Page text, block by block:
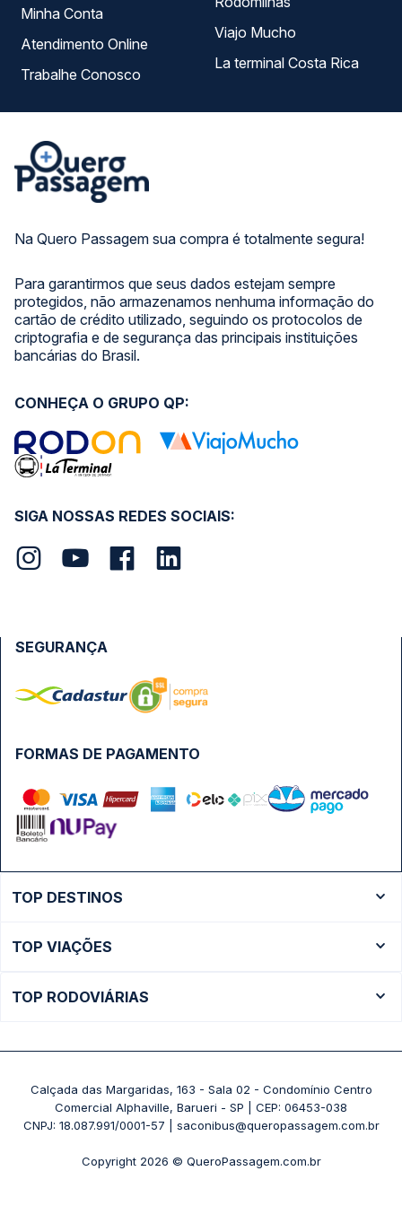
Na Quero Passagem sua compra é totalmente segura!
Para garantirmos que seus dados estejam sempre
protegidos, não armazenamos nenhuma informação do
cartão de crédito utilizado, seguindo os protocolos de
criptografia e de segurança das principais instituições
bancárias do Brasil.
Minha Conta
Atendimento Online
Trabalhe Conosco
Viajo Mucho
La terminal Costa Rica
SIGA NOSSAS REDES SOCIAIS:
CONHEÇA O GRUPO QP:
FORMAS DE PAGAMENTO
SEGURANÇA
TOP DESTINOS
Ônibus São Paulo
TOP VIAÇÕES
Passagens Pássaro Marron
+ Viações
TOP RODOVIÁRIAS
Rodoviária Belo Horizonte - Gov. Israel Pinheiro (Tergip)
Rodoviária Curitiba
+ Rodoviárias
Calçada das Margaridas, 163 - Sala 02 - Condomínio Centro
Comercial Alphaville, Barueri - SP | CEP: 06453-038
CNPJ: 18.087.991/0001-57 | saconibus@queropassagem.com.br
Copyright 2026 © QueroPassagem.com.br